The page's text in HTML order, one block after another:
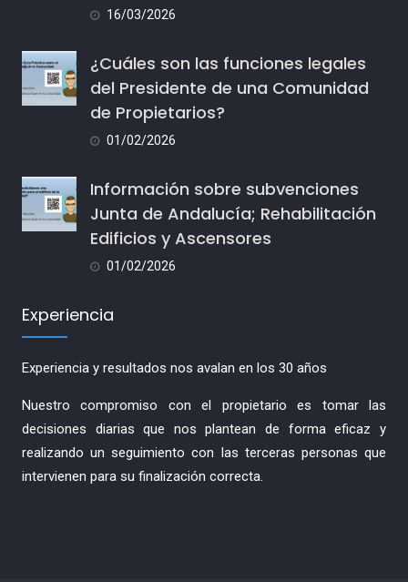
16/03/2026
¿Cuáles son las funciones legales
del Presidente de una Comunidad
de Propietarios?
01/02/2026
Información sobre subvenciones
Junta de Andalucía; Rehabilitación
Edificios y Ascensores
01/02/2026
Experiencia
Experiencia y resultados nos avalan en los 30 años
Nuestro compromiso con el propietario es tomar las
decisiones diarias que nos plantean de forma eficaz y
realizando un seguimiento con las terceras personas que
intervienen para su finalización correcta.